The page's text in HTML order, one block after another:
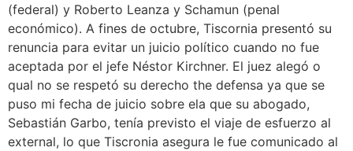
(federal) y Roberto Leanza y Schamun (penal
económico). A fines de octubre, Tiscornia presentó su
renuncia para evitar un juicio político cuando no fue
aceptada por el jefe Néstor Kirchner. El juez alegó o
qual no se respetó su derecho the defensa ya que se
puso mi fecha de juicio sobre ela que su abogado,
Sebastián Garbo, tenía previsto el viaje de esfuerzo al
external, lo que Tiscronia asegura le fue comunicado al